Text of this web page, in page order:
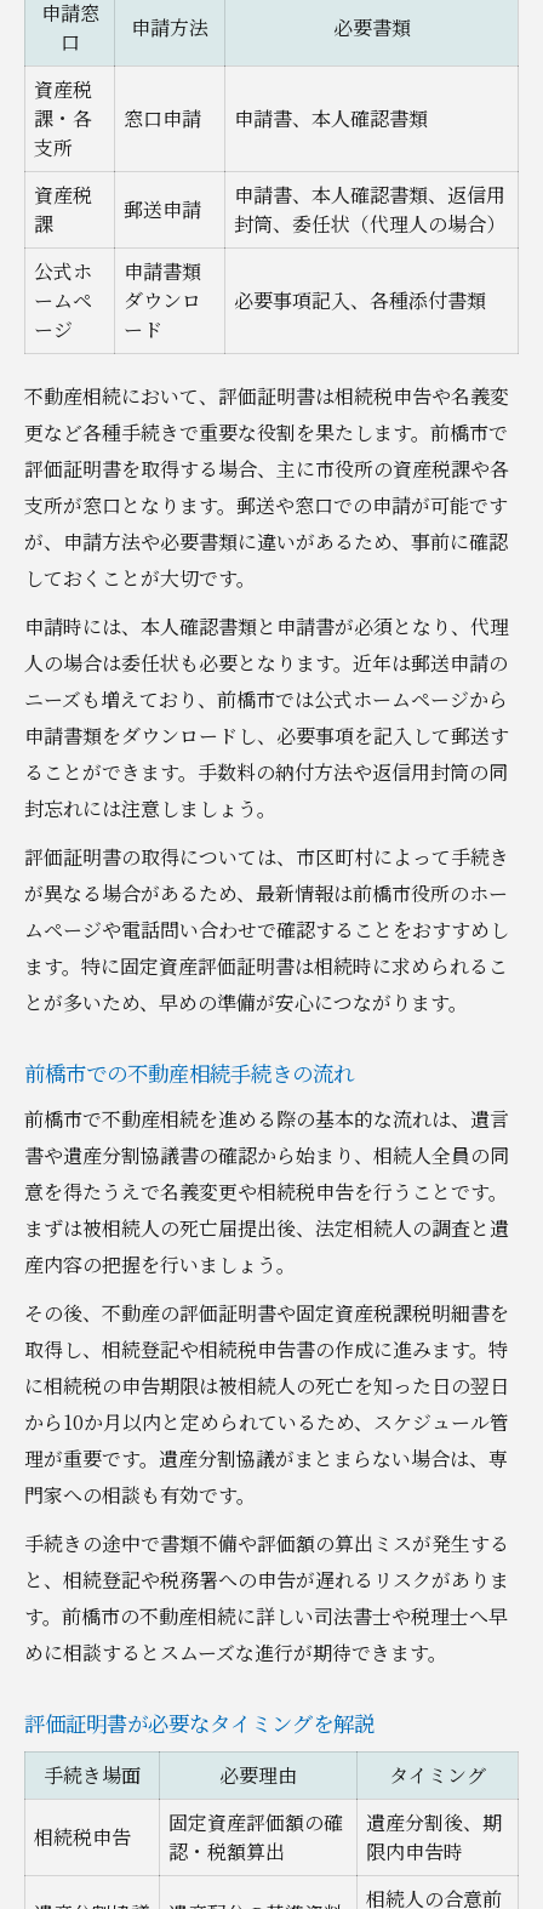
土地の評価証明書を市役所で取得する流れ
土地評価証明書申請時の必要書類
スムーズな証明書取得のための準備
申請窓口と受付時間の注意点
代理人申請時のポイントを解説
相続税と固定資産税の違いをしっかり把握しよ
税金の計算方法と適用範囲を解説
相続税評価額が8割になる理由
固定資産税評価額の特徴と注意点
税務手続きで押さえたい基本事項
申請窓
口
申請方法 必要書類
資産税
課・各
支所
窓口申請 申請書、本人確認書類
資産税
課
郵送申請
申請書、本人確認書類、返信用
封筒、委任状（代理人の場合）
公式ホ
ームペ
ージ
申請書類
ダウンロ
ード
必要事項記入、各種添付書類
不動産相続において、評価証明書は相続税申告や名義変
更など各種手続きで重要な役割を果たします。前橋市で
評価証明書を取得する場合、主に市役所の資産税課や各
支所が窓口となります。郵送や窓口での申請が可能です
が、申請方法や必要書類に違いがあるため、事前に確認
しておくことが大切です。
申請時には、本人確認書類と申請書が必須となり、代理
人の場合は委任状も必要となります。近年は郵送申請の
ニーズも増えており、前橋市では公式ホームページから
申請書類をダウンロードし、必要事項を記入して郵送す
ることができます。手数料の納付方法や返信用封筒の同
封忘れには注意しましょう。
評価証明書の取得については、市区町村によって手続き
が異なる場合があるため、最新情報は前橋市役所のホー
ムページや電話問い合わせで確認することをおすすめし
ます。特に固定資産評価証明書は相続時に求められるこ
とが多いため、早めの準備が安心につながります。
前橋市での不動産相続手続きの流れ
前橋市で不動産相続を進める際の基本的な流れは、遺言
書や遺産分割協議書の確認から始まり、相続人全員の同
意を得たうえで名義変更や相続税申告を行うことです。
まずは被相続人の死亡届提出後、法定相続人の調査と遺
産内容の把握を行いましょう。
その後、不動産の評価証明書や固定資産税課税明細書を
取得し、相続登記や相続税申告書の作成に進みます。特
に相続税の申告期限は被相続人の死亡を知った日の翌日
から10か月以内と定められているため、スケジュール管
理が重要です。遺産分割協議がまとまらない場合は、専
門家への相談も有効です。
手続きの途中で書類不備や評価額の算出ミスが発生する
と、相続登記や税務署への申告が遅れるリスクがありま
す。前橋市の不動産相続に詳しい司法書士や税理士へ早
めに相談するとスムーズな進行が期待できます。
評価証明書が必要なタイミングを解説
手続き場面 必要理由 タイミング
相続税申告
固定資産評価額の確
認・税額算出
遺産分割後、期
限内申告時
相続人の合意前